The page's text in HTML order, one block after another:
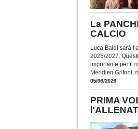
La
CALCIO
Luca Baldi sarà
2026/2027.
importante per il
Meridien Grifoni,
05/06/2026
PRIMA